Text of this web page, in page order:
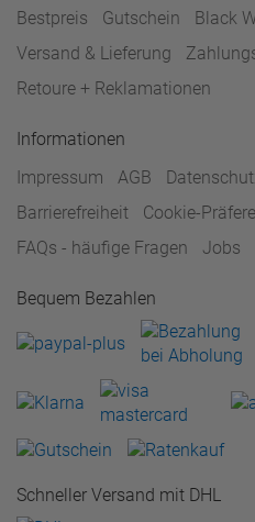
Bestpreis
Gutschein Black
Versand & Lieferung
Retoure + Reklamationen
Informationen
Impressum
AGB
Barrierefreiheit
Cookie-
FAQs - häufige Fragen
Jobs
Bequem Bezahlen
Schneller Versand mit DHL